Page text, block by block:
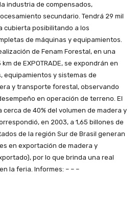
industria de compensados,
secundario. Tendrá 29 mil
cubierta posibilitando a los
de máquinas y equipamientos.
de Fenam Forestal, en una
de EXPOTRADE, se expondrán en
equipamientos y sistemas de
y transporte forestal, observando
en operación de terreno. El
de 40% del volumen de madera y
en 2003, a 1,65 billones de
de la región Sur de Brasil generan
en exportación de madera y
por lo que brinda una real
la feria. Informes: – – –